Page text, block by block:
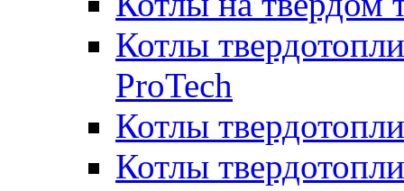
Котлы
ProTech
Котлы
Котлы